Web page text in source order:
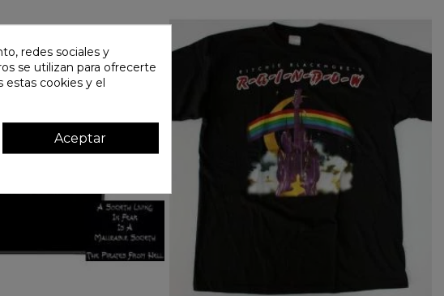
redes sociales y
se utilizan para ofrecerte
estas cookies y el
Aceptar